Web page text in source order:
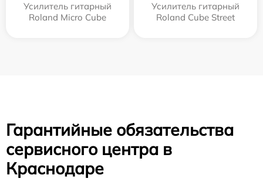
Усилитель гитарный
Roland Micro Cube
Усилитель гитарный
Roland Cube Street
Гарантийные обязательства
сервисного центра в
Краснодаре